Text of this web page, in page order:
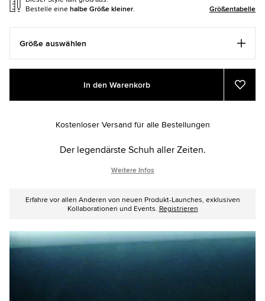
Bestelle einehalbe Größe kleiner. Größentabelle
Größe auswählen
Add
cart
Product
In den Warenkorb
Zu
Kostenloser Versand für alle Bestellungen
Der legendärste Schuh aller Zeiten.
Weitere Infos
Erfahre vor allen Anderen von neuen Produkt-Launches, exklusiven
Kollaborationen und Events. Registrieren